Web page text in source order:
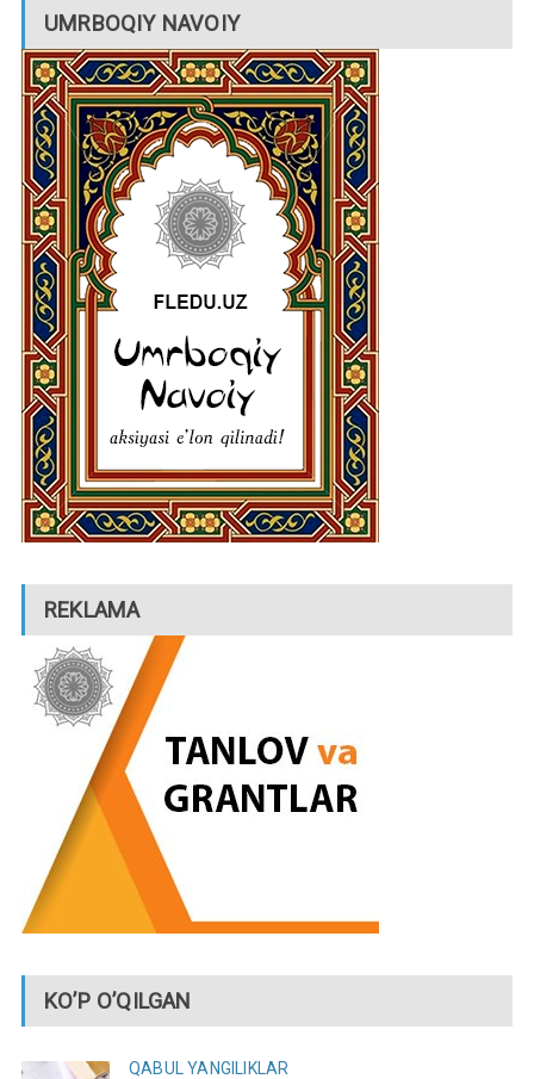
UMRBOQIY NAVOIY
REKLAMA
KO’P O’QILGAN
QABUL YANGILIKLAR